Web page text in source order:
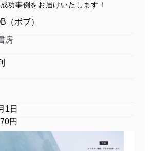
功事例をお届けいたします！
（ボブ）
房
1日
円